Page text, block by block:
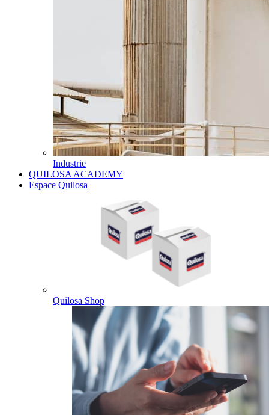
Industrie
QUILOSA ACADEMY
Espace Quilosa
Quilosa Shop